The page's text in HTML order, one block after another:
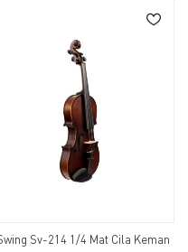
Sv-214 1/4 Mat Cila Keman